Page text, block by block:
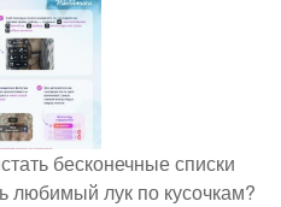
бесконечные списки
любимый лук по кусочкам?